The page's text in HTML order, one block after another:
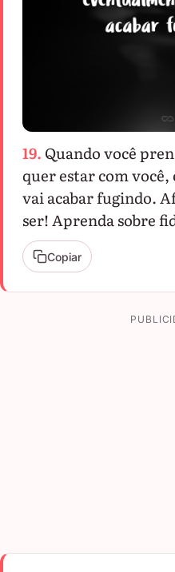
19. Quando você
quer estar com
vai acabar fugindo.
ser! Aprenda sobre
Copiar